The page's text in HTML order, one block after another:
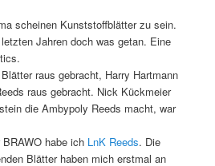
scheinen Kunststoffblätter zu sein.
Jahren doch was getan. Eine
raus gebracht, Harry Hartmann
raus gebracht. Nick Kückmeier
die Ambypoly Reeds macht, war
habe ich LnK Reeds. Die
Blätter haben mich erstmal an